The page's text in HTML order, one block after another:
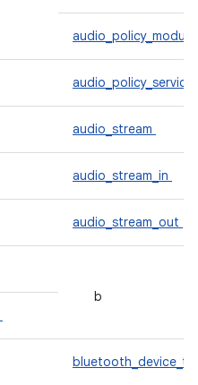
audio_policy_module
audio_stream
audio_stream_in
audio_stream_out
b
bluetooth_device_t